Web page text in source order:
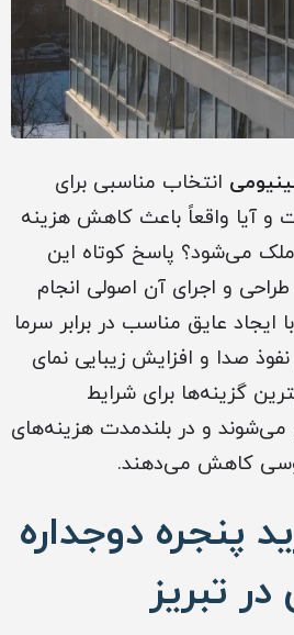
انتخاب مناسبی برای
و آیا واقعاً باعث کاهش هزینه
می‌شود؟ پاسخ کوتاه این
و اجرای آن اصولی انجام
ایجاد عایق مناسب در برابر سرما
صدا و افزایش زیبایی نمای
گزینه‌ها برای شرایط
می‌شوند و در بلندمدت هزینه‌های
کاهش می‌دهند.
پنجره دوجداره
تبریز